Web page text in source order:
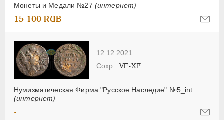
Монеты и Медали №27 (интернет)
15 100 RUB
12.12.2021
Нумизматическая Фирма "Русское Наследие" №5_int
(интернет)
VF-XF
-